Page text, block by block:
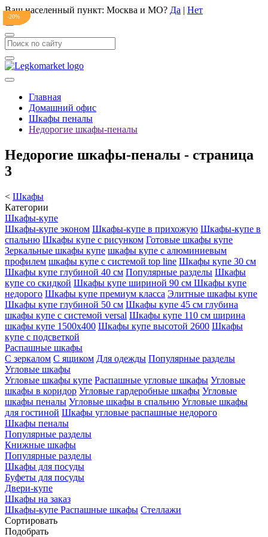
Ваш населенный пункт: Москва и МО? Да | Нет
Главная
Домашний офис
Шкафы пеналы
Недорогие шкафы-пеналы
Недорогие шкафы-пеналы - страница
3
< Шкафы
Категории
Шкафы-купе
Шкафы-купе эконом Шкафы-купе в прихожую Шкафы-купе в
спальню Шкафы купе с рисунком Готовые шкафы купе
Зеркальные шкафы купе шкафы купе с алюминиевым
профилем шкафы купе с системой top line Шкафы купе 30 см
Шкафы купе глубиной 40 см Популярные разделы Шкафы
купе со скидкой Шкафы купе шириной 90 см Шкафы купе
недорого Шкафы купе премиум класса Элитные шкафы купе
Шкафы купе глубиной 50 см Шкафы купе 45 см глубина
шкафы купе с системой versal Шкафы купе 110 см ширина
шкафы купе 1500х400 Шкафы купе высотой 2600 Шкафы
купе с подсветкой
Распашные шкафы
С зеркалом С ящиком Для одежды Популярные разделы
Угловые шкафы
Угловые шкафы купе Распашные угловые шкафы Угловые
шкафы в коридор Угловые гардеробные шкафы Угловые
шкафы пеналы Угловые шкафы в спальню Угловые шкафы
для гостиной Шкафы угловые распашные недорого
Шкафы пеналы
Популярные разделы
Книжные шкафы
Популярные разделы
Шкафы для посуды
Буфеты для посуды
Двери-купе
Шкафы на заказ
Шкафы-купе Распашные шкафы Стеллажи
Сортировать
Подобрать
-20%
-20%
-20%
-20%
-20%
-20%
-20%
-20%
-20%
-20%
-20%
-20%
-20%
-20%
-20%
-20%
-20%
-20%
-20%
-20%
-20%
-20%
-20%
-20%
-20%
-20%
-20%
-20%
-20%
-20%
-20%
-21%
-21%
-20%
-20%